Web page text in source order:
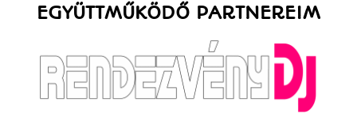
EGYÜTTMŰKÖDŐ PARTNEREIM